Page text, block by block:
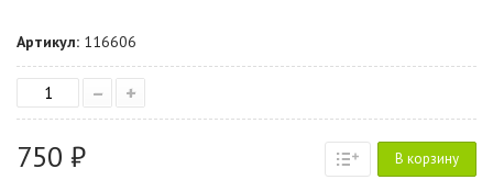
Артикул: 116606
– +
750 ₽ В корзину